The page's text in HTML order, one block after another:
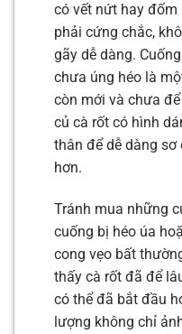
có vết nứt hay đốm
phải cứng chắc,
gãy dễ dàng.
chưa úng héo là
còn mới và chưa
củ cà rốt có hình
thân để dễ dàng
hơn.
Tránh mua những
cuống bị héo úa
cong vẹo bất
thấy cà rốt đã để
có thể đã bắt đầu
lượng không chỉ